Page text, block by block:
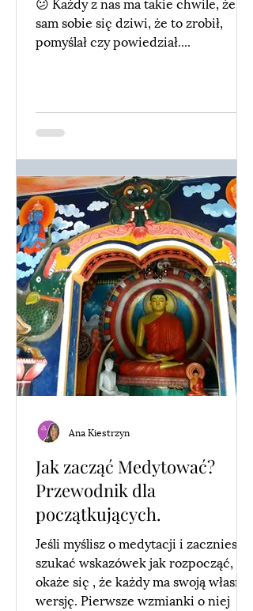
sam sobie się dziwi, że to zrobił,
pomyślał czy powiedział....
Jak zacząć Medytować?
Przewodnik dla
początkujących.
Jeśli myślisz o medytacji i zaczniesz
szukać wskazówek jak rozpocząć,
okaże się , że każdy ma swoją własną
wersję. Pierwsze wzmianki o niej
Ana Kiestrzyn